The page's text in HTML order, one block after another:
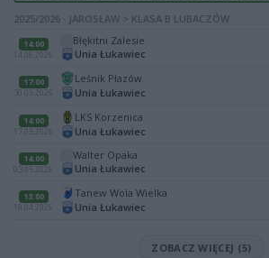
2025/2026 · JAROSŁAW > KLASA B LUBACZÓW
14:00
14.06.2026
Błękitni Zalesie
Unia Łukawiec
17:00
30.05.2026
Leśnik Płazów
Unia Łukawiec
14:00
17.05.2026
LKS Korzenica
Unia Łukawiec
14:00
03.05.2026
Walter Opaka
Unia Łukawiec
13:00
19.04.2026
Tanew Wola Wielka
Unia Łukawiec
ZOBACZ WIĘCEJ (5)